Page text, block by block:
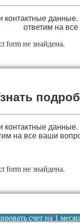
контактные
ответим на
form не знайдена.
контактные
на все ваши
form не знайдена.
счет на 1 месяц